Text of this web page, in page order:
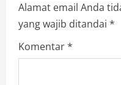
Alamat email Anda
yang wajib ditandai *
Komentar*